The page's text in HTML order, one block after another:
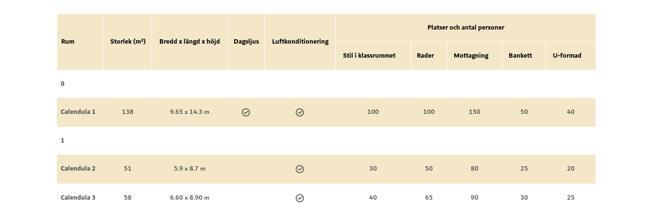
Rum Storlek (m²) Bredd x längd x höjd Dagsljus Luftkonditionering
Platser och antal personer
Stil i klassrummet Rader Mottagning Bankett U-formad
0
Calendula 1 138 9.65 x 14.3 m 100 100 150 50 40
1
Calendula 2 51 5.9 x 8.7 m 30 50 80 25 20
Calendula 3 58 6.60 x 8.90 m 40 65 90 30 25